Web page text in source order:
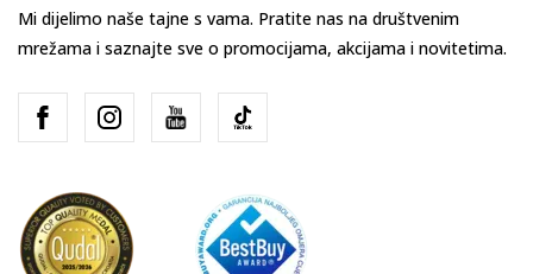
Mi dijelimo naše tajne s vama. Pratite nas na društvenim
mrežama i saznajte sve o promocijama, akcijama i novitetima.